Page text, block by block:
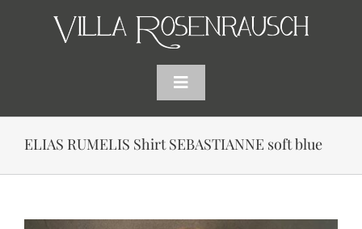
Toggle
Navigation
SHOP
ELIAS RUMELIS Shirt SEBASTIANNE soft blue